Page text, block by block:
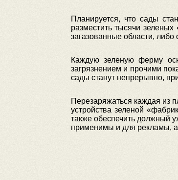
Планируется, что сады
разместить тысячи
загазованные области,
Каждую зеленую ферму
загрязнением и прочими
сады станут непрерывно,
Перезаряжаться каждая из
устройства зеленой
также обеспечить должный
применимы и для рекламы,